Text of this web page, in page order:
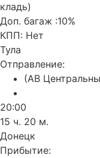
кладь)
Доп. багаж :10%
КПП: Нет
Тула
Отправление:
(АВ
20:00
15 ч. 20 м.
Донецк
Прибытие: